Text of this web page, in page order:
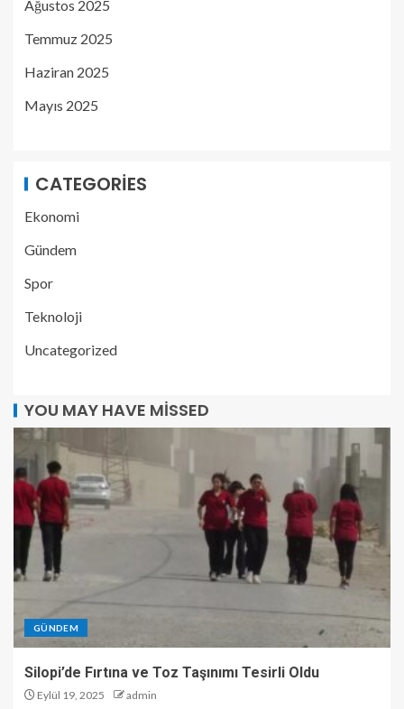
Ağustos 2025
Temmuz 2025
Haziran 2025
Mayıs 2025
CATEGORIES
Ekonomi
Gündem
Spor
Teknoloji
Uncategorized
YOU MAY HAVE MISSED
GÜNDEM
Silopi’de Fırtına ve Toz Taşınımı Tesirli Oldu
Eylül 19, 2025 admin